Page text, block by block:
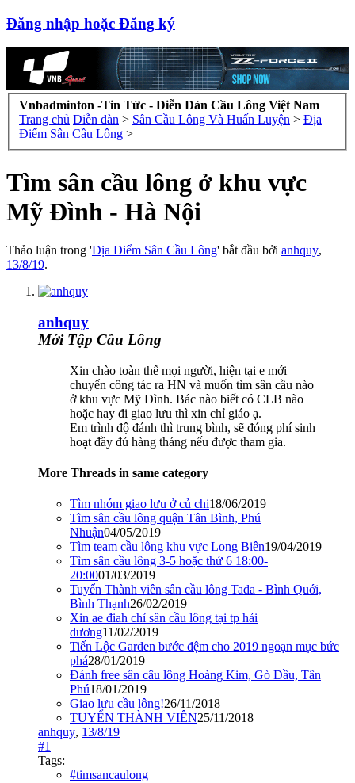
Đăng nhập hoặc Đăng ký
Vnbadminton -Tin Tức - Diễn Đàn Cầu Lông Việt Nam
Trang chủ Diễn đàn > Sân Cầu Lông Và Huấn Luyện > Địa
Điểm Sân Cầu Lông >
Tìm sân cầu lông ở khu vực
Mỹ Đình - Hà Nội
Thảo luận trong 'Địa Điểm Sân Cầu Lông' bắt đầu bởi anhquy,
13/8/19.
anhquy
Mới Tập Cầu Lông
Xin chào toàn thể mọi người, hiện tại e mới
chuyển công tác ra HN và muốn tìm sân cầu nào
ở khu vực Mỹ Đình. Bác nào biết có CLB nào
hoặc hay đi giao lưu thì xin chỉ giáo ạ.
Em trình độ đánh thì trung bình, sẽ đóng phí sinh
hoạt đầy đủ hàng tháng nếu được tham gia.
More Threads in same category
Tìm nhóm giao lưu ở củ chi18/06/2019
Tìm sân cầu lông quận Tân Bình, Phú
Nhuận04/05/2019
Tìm team cầu lông khu vực Long Biên19/04/2019
Tìm sân cầu lông 3-5 hoặc thứ 6 18:00-
20:0001/03/2019
Tuyển Thành viên sân cầu lông Tada - Bình Quới,
Bình Thạnh26/02/2019
Xin ae điah chỉ sân cầu lông tại tp hải
dương11/02/2019
Tiến Lộc Garden bước đệm cho 2019 ngoạn mục bức
phá28/01/2019
Đánh free sân câu lông Hoàng Kim, Gò Dầu, Tân
Phú18/01/2019
Giao lưu cầu lông!26/11/2018
TUYỂN THÀNH VIÊN25/11/2018
anhquy, 13/8/19
#1
Tags:
#timsancaulong